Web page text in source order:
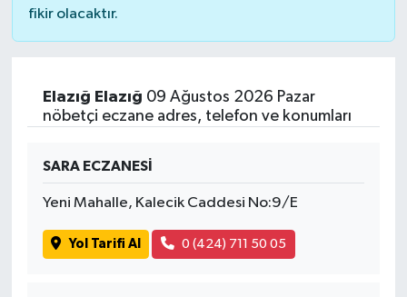
fikir olacaktır.
Elazığ Elazığ 09 Ağustos 2026 Pazar
nöbetçi eczane adres, telefon ve konumları
SARA ECZANESİ
Yeni Mahalle, Kalecik Caddesi No:9/E
Yol Tarifi Al 0 (424) 711 50 05